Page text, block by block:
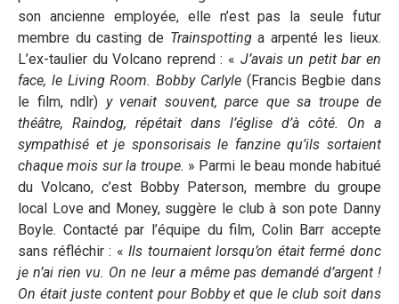
son ancienne employée, elle n’est pas la seule futur
membre du casting de Trainspottinga arpenté les lieux.
L’ex-taulier du Volcano reprend : « J’avais un petit bar en
face, le Living Room. Bobby Carlyle (Francis Begbie dans
le film, ndlr) y venait souvent, parce que sa troupe de
théâtre, Raindog, répétait dans l’église d’à côté. On a
sympathisé et je sponsorisais le fanzine qu’ils sortaient
chaque mois sur la troupe. » Parmi le beau monde habitué
du Volcano, c’est Bobby Paterson, membre du groupe
local Love and Money, suggère le club à son pote Danny
Boyle. Contacté par l’équipe du film, Colin Barr accepte
sans réfléchir : «Ils tournaient lorsqu’on était fermé donc
je n’ai rien vu. On ne leur a même pas demandé d’argent !
On était juste content pour Bobby et que le club soit dans